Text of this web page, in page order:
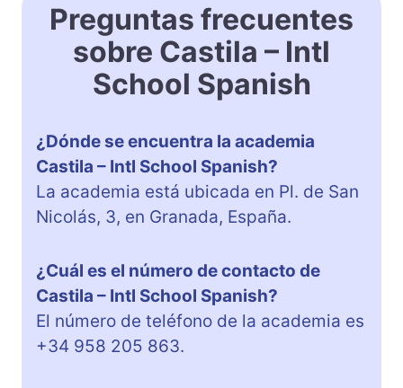
Preguntas frecuentes
sobre Castila – Intl
School Spanish
¿Dónde se encuentra la academia
Castila – Intl School Spanish?
La academia está ubicada en Pl. de San
Nicolás, 3, en Granada, España.
¿Cuál es el número de contacto de
Castila – Intl School Spanish?
El número de teléfono de la academia es
+34 958 205 863.